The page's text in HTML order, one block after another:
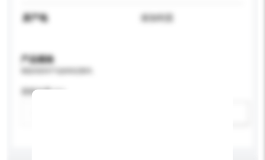
原产地 保加利亚
产品规格
酒精含量 (%)